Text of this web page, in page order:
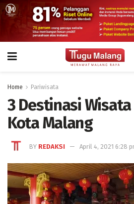
Home Pariwisata
3 Destinasi
Kota Malang
BY REDAKSI April 4, 2021 6:28